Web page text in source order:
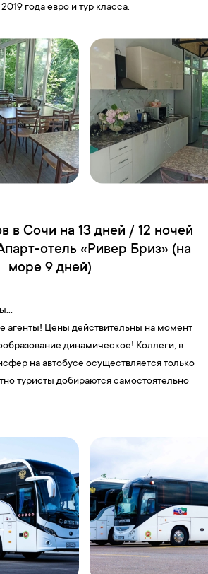
года евро и тур класса.
в Сочи на 13 дней / 12 ночей
отель «Ривер Бриз» (на
море 9 дней)
агенты! Цены действительны на момент
динамическое! Коллеги, в
на автобусе осуществляется только
туристы добираются самостоятельно